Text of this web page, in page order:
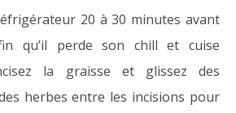
20 à 30 minutes avant
qu’il perde son chill et cuise
la graisse et glissez des
herbes entre les incisions pour